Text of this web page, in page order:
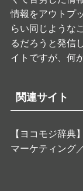
情報をアウトプ
らい同じような
るだろうと発信
イトですが、何
関連サイト
【ヨコモジ辞典
マーケティング